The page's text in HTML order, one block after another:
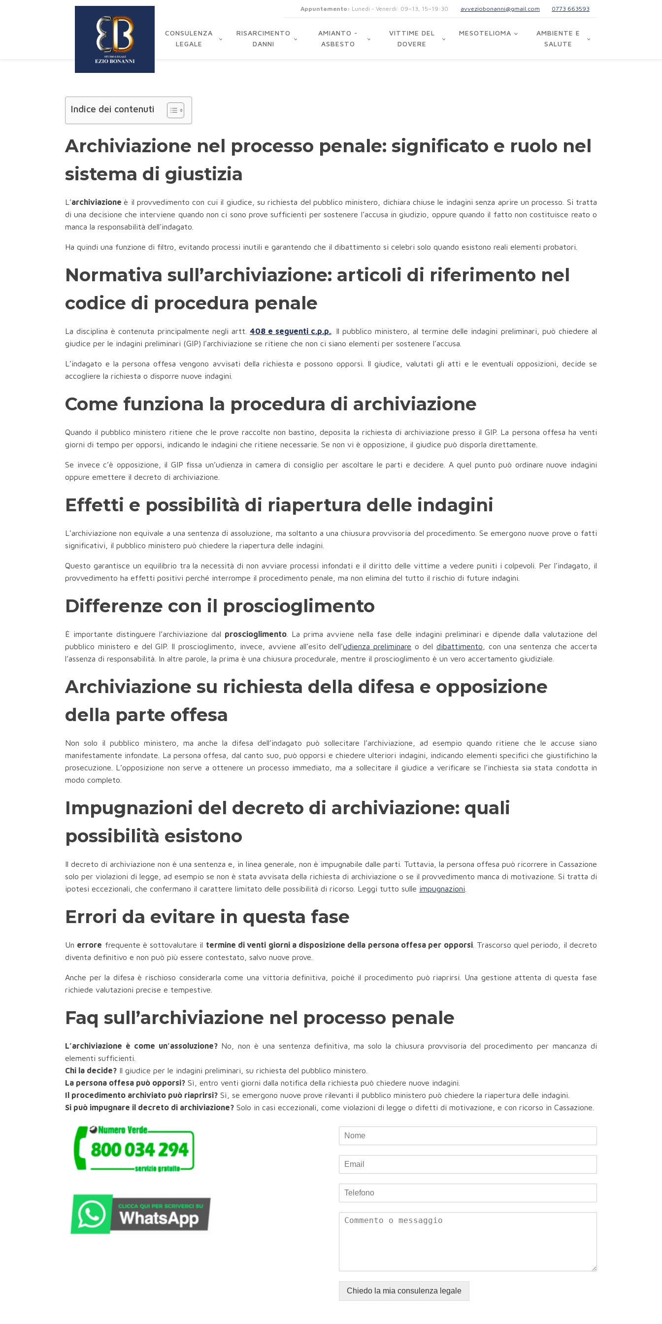
Appuntamento: Lunedi - Venerdi: 09–13, 15–19:30 avveziobonanni@gmail.com 0773 663593
CONSULENZA
LEGALE
RISARCIMENTO
DANNI
AMIANTO -
ASBESTO
VITTIME DEL
DOVERE
MESOTELIOMA
AMBIENTE E
SALUTE
Indice dei contenuti
Archiviazione nel processo penale: significato e ruolo nel
sistema di giustizia
L’archiviazione è il provvedimento con cui il giudice, su richiesta del pubblico ministero, dichiara chiuse le indagini senza aprire un processo. Si tratta
di una decisione che interviene quando non ci sono prove sufficienti per sostenere l’accusa in giudizio, oppure quando il fatto non costituisce reato o
manca la responsabilità dell’indagato.
Ha quindi una funzione di filtro, evitando processi inutili e garantendo che il dibattimento si celebri solo quando esistono reali elementi probatori.
Normativa sull’archiviazione: articoli di riferimento nel
codice di procedura penale
La disciplina è contenuta principalmente negli artt. 408 e seguenti c.p.p. . Il pubblico ministero, al termine delle indagini preliminari, può chiedere al
giudice per le indagini preliminari (GIP) l’archiviazione se ritiene che non ci siano elementi per sostenere l’accusa.
L’indagato e la persona offesa vengono avvisati della richiesta e possono opporsi. Il giudice, valutati gli atti e le eventuali opposizioni, decide se
accogliere la richiesta o disporre nuove indagini.
Come funziona la procedura di archiviazione
Quando il pubblico ministero ritiene che le prove raccolte non bastino, deposita la richiesta di archiviazione presso il GIP. La persona offesa ha venti
giorni di tempo per opporsi, indicando le indagini che ritiene necessarie. Se non vi è opposizione, il giudice può disporla direttamente.
Se invece c’è opposizione, il GIP fissa un’udienza in camera di consiglio per ascoltare le parti e decidere. A quel punto può ordinare nuove indagini
oppure emettere il decreto di archiviazione.
Effetti e possibilità di riapertura delle indagini
L’archiviazione non equivale a una sentenza di assoluzione, ma soltanto a una chiusura provvisoria del procedimento. Se emergono nuove prove o fatti
significativi, il pubblico ministero può chiedere la riapertura delle indagini.
Questo garantisce un equilibrio tra la necessità di non avviare processi infondati e il diritto delle vittime a vedere puniti i colpevoli. Per l’indagato, il
provvedimento ha effetti positivi perché interrompe il procedimento penale, ma non elimina del tutto il rischio di future indagini.
Differenze con il proscioglimento
È importante distinguere l’archiviazione dal proscioglimento . La prima avviene nella fase delle indagini preliminari e dipende dalla valutazione del
pubblico ministero e del GIP. Il proscioglimento, invece, avviene all’esito dell’udienza preliminare o del dibattimento , con una sentenza che accerta
l’assenza di responsabilità. In altre parole, la prima è una chiusura procedurale, mentre il proscioglimento è un vero accertamento giudiziale.
Archiviazione su richiesta della difesa e opposizione
della parte offesa
Non solo il pubblico ministero, ma anche la difesa dell’indagato può sollecitare l’archiviazione, ad esempio quando ritiene che le accuse siano
manifestamente infondate. La persona offesa, dal canto suo, può opporsi e chiedere ulteriori indagini, indicando elementi specifici che giustifichino la
prosecuzione. L’opposizione non serve a ottenere un processo immediato, ma a sollecitare il giudice a verificare se l’inchiesta sia stata condotta in
modo completo.
Impugnazioni del decreto di archiviazione: quali
possibilità esistono
Il decreto di archiviazione non è una sentenza e, in linea generale, non è impugnabile dalle parti. Tuttavia, la persona offesa può ricorrere in Cassazione
solo per violazioni di legge, ad esempio se non è stata avvisata della richiesta di archiviazione o se il provvedimento manca di motivazione. Si tratta di
ipotesi eccezionali, che confermano il carattere limitato delle possibilità di ricorso. Leggi tutto sulle impugnazioni
Errori da evitare in questa fase
Un errore frequente è sottovalutare il termine di venti giorni a disposizione della persona offesa per opporsi. Trascorso quel periodo, il decreto
diventa definitivo e non può più essere contestato, salvo nuove prove.
Anche per la difesa è rischioso considerarla come una vittoria definitiva, poiché il procedimento può riaprirsi. Una gestione attenta di questa fase
richiede valutazioni precise e tempestive.
Faq sull’archiviazione nel processo penale
L’archiviazione è come un’assoluzione?No, non è una sentenza definitiva, ma solo la chiusura provvisoria del procedimento per mancanza di
elementi sufficienti.
Chi la decide? Il giudice per le indagini preliminari, su richiesta del pubblico ministero.
La persona offesa può opporsi? Sì, entro venti giorni dalla notifica della richiesta può chiedere nuove indagini.
Il procedimento archiviato può riaprirsi? Sì, se emergono nuove prove rilevanti il pubblico ministero può chiedere la riapertura delle indagini.
Si può impugnare il decreto di archiviazione? Solo in casi eccezionali, come violazioni di legge o difetti di motivazione, e con ricorso in Cassazione.
Chiedo la mia consulenza legale